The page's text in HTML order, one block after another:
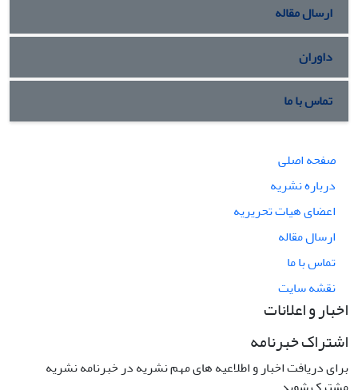
ارسال مقاله
داوران
تماس با ما
صفحه اصلی
درباره نشریه
اعضای هیات تحریریه
ارسال مقاله
تماس با ما
نقشه سایت
اخبار و اعلانات
اشتراک خبرنامه
برای دریافت اخبار و اطلاعیه های مهم نشریه در خبرنامه نشریه